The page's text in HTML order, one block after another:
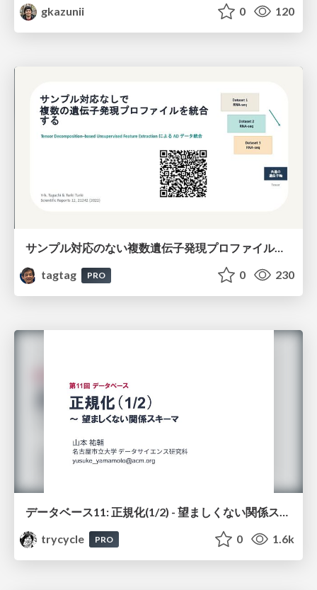
gkazunii
0 120
サンプル対応のない複数遺伝子発現プロファイルに対するテンソル分解型統合解析の要約
tagtag
PRO 0 230
trycycle
PRO 0 1.6k